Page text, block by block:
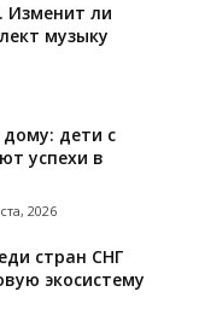
Изменит ли
музыку
дети с
успехи в
2026
стран СНГ
экосистему